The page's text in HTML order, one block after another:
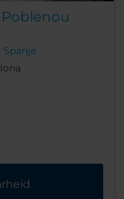
Spanje